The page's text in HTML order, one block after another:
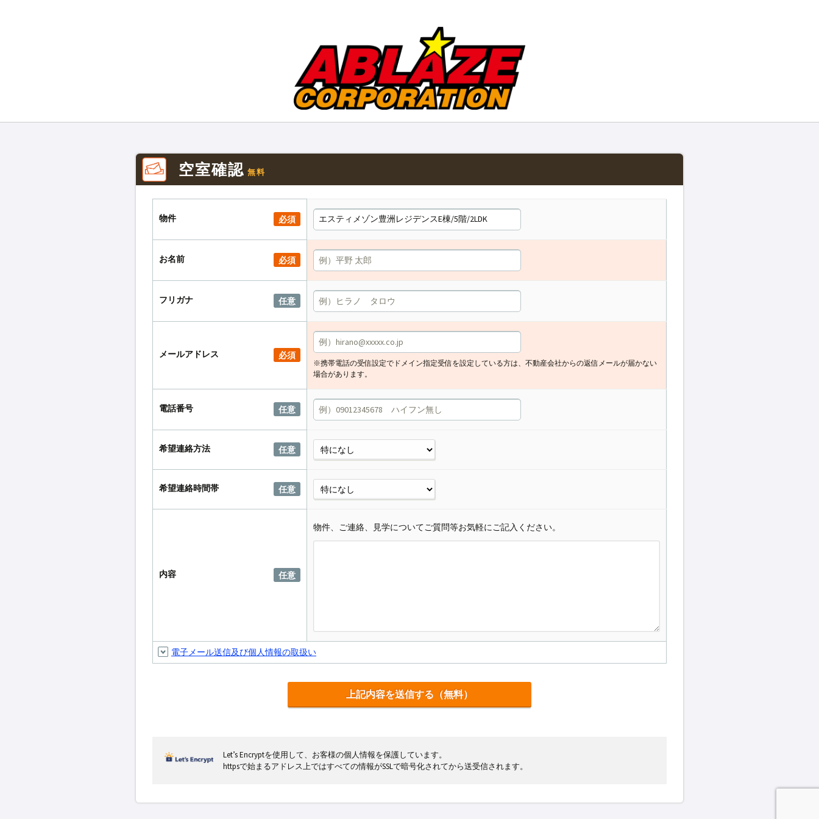
空室確認 無料
物件 必須
お名前 必須
フリガナ 任意
メールアドレス 必須
※携帯電話の受信設定でドメイン指定受信を設定している方は、不動産会社からの返信メールが届かない
場合があります。
電話番号 任意
希望連絡方法 任意
希望連絡時間帯 任意
内容 任意
物件、ご連絡、見学についてご質問等お気軽にご記入ください。
電子メール送信及び個人情報の取扱い
Let’s Encryptを使用して、お客様の個人情報を保護しています。
httpsで始まるアドレス上ではすべての情報がSSLで暗号化されてから送受信されます。